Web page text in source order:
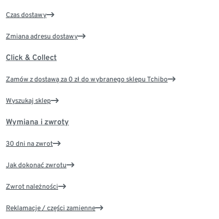
Czas dostawy
Zmiana adresu dostawy
Click & Collect
Zamów z dostawą za 0 zł do wybranego sklepu Tchibo
Wyszukaj sklep
Wymiana i zwroty
30 dni na zwrot
Jak dokonać zwrotu
Zwrot należności
Reklamacje / części zamienne